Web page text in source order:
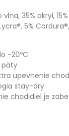
vlna, 35% akryl,
5%
-20ºC
päty
upevnenie
stay-dry
chodidiel je